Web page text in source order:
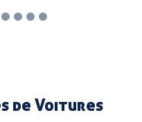
de Voitures